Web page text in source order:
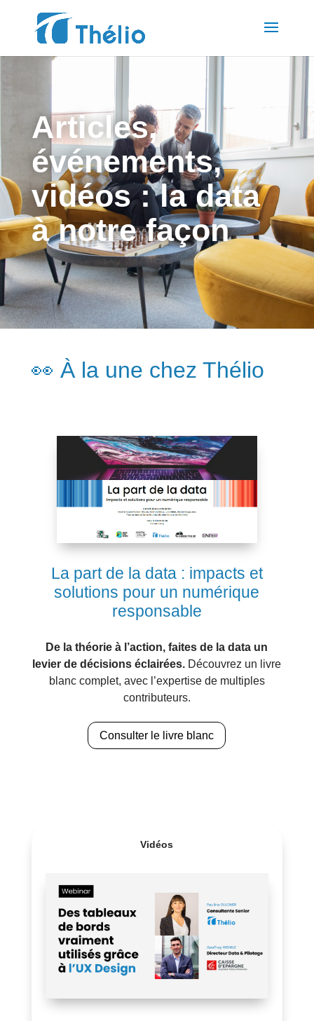
Articles,
événements,
vidéos : la data
à notre façon
👀 À la une chez Thélio
La part de la data : impacts et
solutions pour un numérique
responsable
De la théorie à l’action, faites de la data un
levier de décisions éclairées. Découvrez un livre
blanc complet, avec l’expertise de multiples
contributeurs.
Consulter le livre blanc
Vidéos